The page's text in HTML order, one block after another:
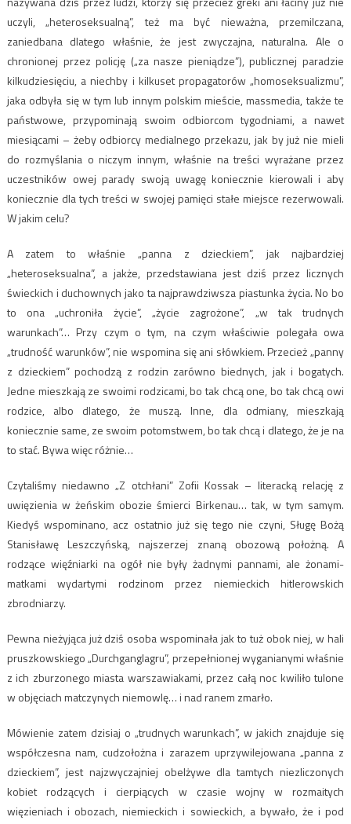
uczyli, „heteroseksualną”, też ma być nieważna, przemilczana,
zaniedbana dlatego właśnie, że jest zwyczajna, naturalna. Ale o
chronionej przez policję („za nasze pieniądze”), publicznej paradzie
kilkudziesięciu, a niechby i kilkuset propagatorów „homoseksualizmu”,
jaka odbyła się w tym lub innym polskim mieście, massmedia, także te
państwowe, przypominają swoim odbiorcom tygodniami, a nawet
miesiącami – żeby odbiorcy medialnego przekazu, jak by już nie mieli
do rozmyślania o niczym innym, właśnie na treści wyrażane przez
uczestników owej parady swoją uwagę koniecznie kierowali i aby
koniecznie dla tych treści w swojej pamięci stałe miejsce rezerwowali.
W jakim celu?
A zatem to właśnie „panna z dzieckiem”, jak najbardziej
„heteroseksualna”, a jakże, przedstawiana jest dziś przez licznych
świeckich i duchownych jako ta najprawdziwsza piastunka życia. No bo
to ona „uchroniła życie”, „życie zagrożone”, „w tak trudnych
warunkach”… Przy czym o tym, na czym właściwie polegała owa
„trudność warunków”, nie wspomina się ani słówkiem. Przecież „panny
z dzieckiem” pochodzą z rodzin zarówno biednych, jak i bogatych.
Jedne mieszkają ze swoimi rodzicami, bo tak chcą one, bo tak chcą owi
rodzice, albo dlatego, że muszą. Inne, dla odmiany, mieszkają
koniecznie same, ze swoim potomstwem, bo tak chcą i dlatego, że je na
to stać. Bywa więc różnie…
Czytaliśmy niedawno „Z otchłani” Zofii Kossak – literacką relację z
uwięzienia w żeńskim obozie śmierci Birkenau… tak, w tym samym.
Kiedyś wspominano, acz ostatnio już się tego nie czyni, Sługę Bożą
Stanisławę Leszczyńską, najszerzej znaną obozową położną. A
rodzące więźniarki na ogół nie były żadnymi pannami, ale żonami-
matkami wydartymi rodzinom przez niemieckich hitlerowskich
zbrodniarzy.
Pewna nieżyjąca już dziś osoba wspominała jak to tuż obok niej, w hali
pruszkowskiego „Durchganglagru”, przepełnionej wyganianymi właśnie
z ich zburzonego miasta warszawiakami, przez całą noc kwiliło tulone
w objęciach matczynych niemowlę… i nad ranem zmarło.
Mówienie zatem dzisiaj o „trudnych warunkach”, w jakich znajduje się
współczesna nam, cudzołożna i zarazem uprzywilejowana „panna z
dzieckiem”, jest najzwyczajniej obelżywe dla tamtych niezliczonych
kobiet rodzących i cierpiących w czasie wojny w rozmaitych
więzieniach i obozach, niemieckich i sowieckich, a bywało, że i pod